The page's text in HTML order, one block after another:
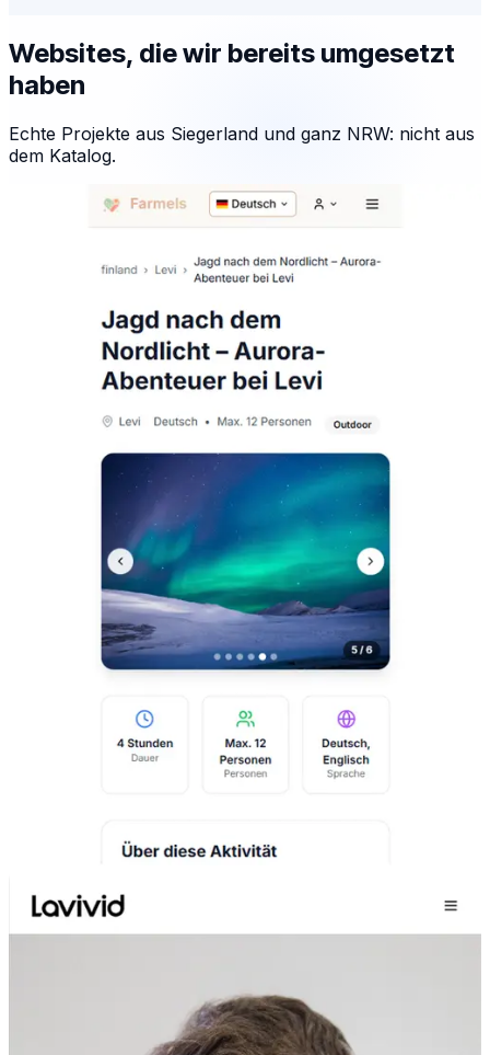
Websites, die wir bereits umgesetzt
haben
Echte Projekte aus Siegerland und ganz NRW: nicht aus
dem Katalog.